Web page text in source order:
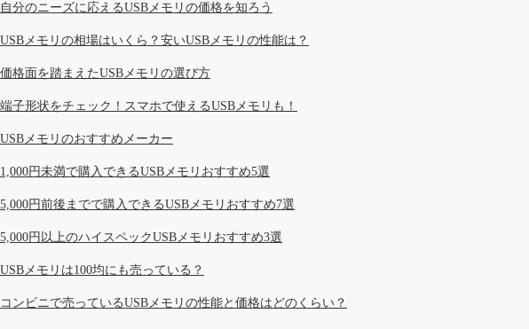
自分のニーズに応えるUSBメモリの価格を知ろう
USBメモリの相場はいくら？安いUSBメモリの性能は？
価格面を踏まえたUSBメモリの選び方
端子形状をチェック！スマホで使えるUSBメモリも！
USBメモリのおすすめメーカー
1,000円未満で購入できるUSBメモリおすすめ5選
5,000円前後までで購入できるUSBメモリおすすめ7選
5,000円以上のハイスペックUSBメモリおすすめ3選
USBメモリは100均にも売っている？
コンビニで売っているUSBメモリの性能と価格はどのくらい？